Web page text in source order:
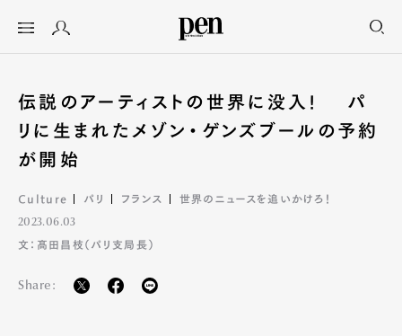
伝説のアーティストの世界に没入! パ
リに生まれたメゾン・ゲンズブールの予約
が開始
Culture パリ フランス 世界のニュースを追いかけろ！
2023.06.03
文：髙田昌枝（パリ支局長）
Share: